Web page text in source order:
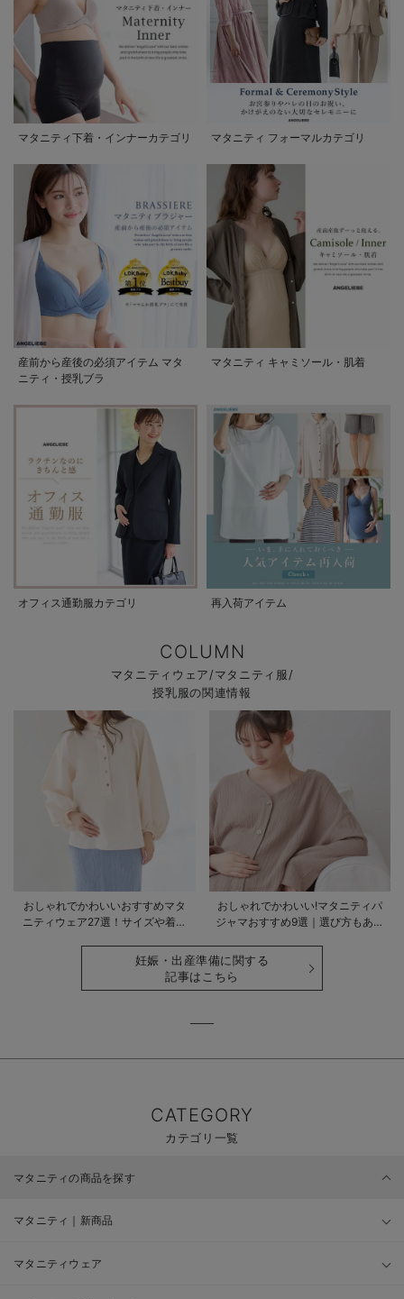
マタニティ下着・インナーカテゴリ マタニティ フォーマルカテゴリ
産前から産後の必須アイテム マタ
ニティ・授乳ブラ
マタニティ キャミソール・肌着
オフィス通勤服カテゴリ 再入荷アイテム
COLUMN
マタニティウェア/マタニティ服/
授乳服の関連情報
おしゃれでかわいいおすすめマタ
ニティウェア27選！サイズや着る
おしゃれでかわいい!マタニティパ
ジャマおすすめ9選｜選び方もあわ
妊娠・出産準備に関する
記事はこちら
CATEGORY
カテゴリ一覧
マタニティの商品を探す
マタニティ｜新商品
マタニティウェア